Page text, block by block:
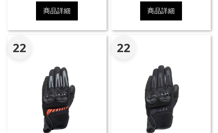
商品詳細 商品詳細
22 22